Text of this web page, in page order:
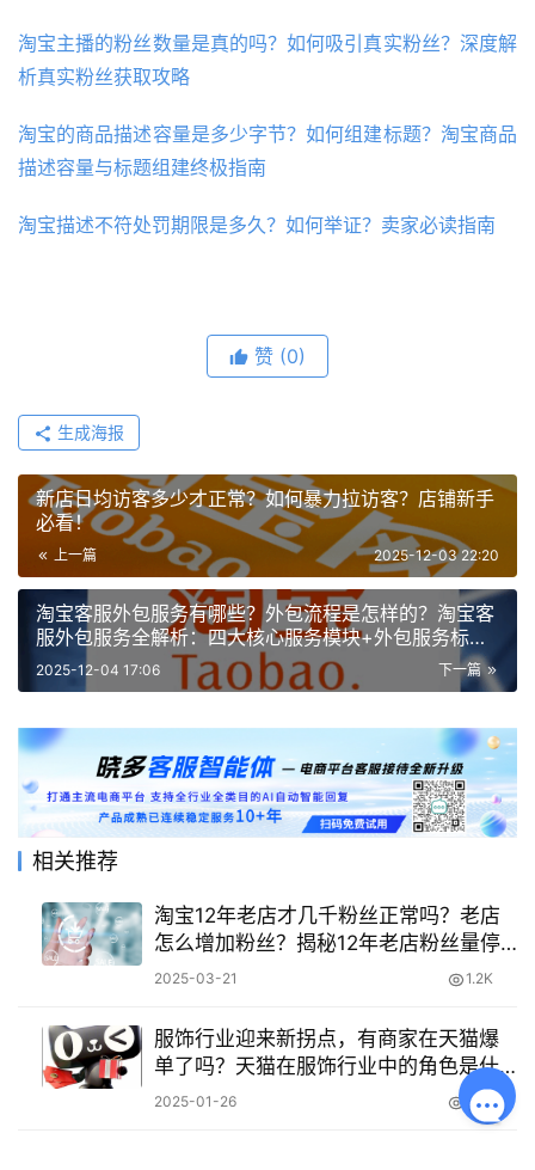
淘宝主播的粉丝数量是真的吗？如何吸引真实粉丝？深度解
析真实粉丝获取攻略
淘宝的商品描述容量是多少字节？如何组建标题？淘宝商品
描述容量与标题组建终极指南
淘宝描述不符处罚期限是多久？如何举证？卖家必读指南
赞 (0)
生成海报
新店日均访客多少才正常？如何暴力拉访客？店铺新手
必看！
上一篇 2025-12-03 22:20
淘宝客服外包服务有哪些？外包流程是怎样的？淘宝客
服外包服务全解析：四大核心服务模块+外包服务标准
流程！
下一篇
2025-12-04 17:06
相关推荐
淘宝12年老店才几千粉丝正常吗？老店
怎么增加粉丝？揭秘12年老店粉丝量停
滞的三大真相
2025-03-21 1.2K
服饰行业迎来新拐点，有商家在天猫爆
单了吗？天猫在服饰行业中的角色是什
么？
2025-01-26 1.2K